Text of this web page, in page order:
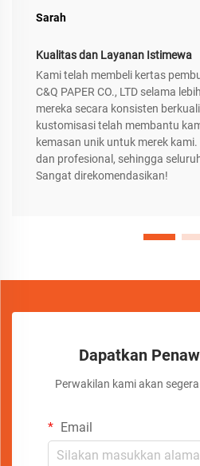
Sarah
Kualitas dan Layanan Istimewa
Kami telah membeli kertas
C&Q PAPER CO., LTD selama
mereka secara konsisten
kustomisasi telah membantu
kemasan unik untuk merek
dan profesional, sehingga
Sangat direkomendasikan!
Dapatkan
Perwakilan kami akan
Email